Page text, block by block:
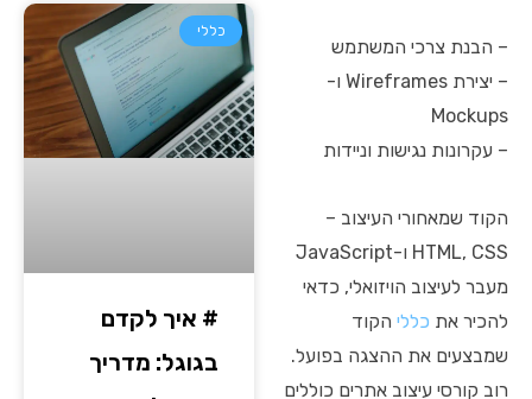
– הבנת צרכי המשתמש
– יצירת Wireframes ו-
Mockups
– עקרונות נגישות וניידות
הקוד שמאחורי העיצוב –
HTML, CSS ו-JavaScript
מעבר לעיצוב הויזואלי, כדאי
להכיר את כללי הקוד
שמבצעים את ההצגה בפועל.
רוב קורסי עיצוב אתרים כוללים
כללי
# איך לקדם
בגוגל: מדריך